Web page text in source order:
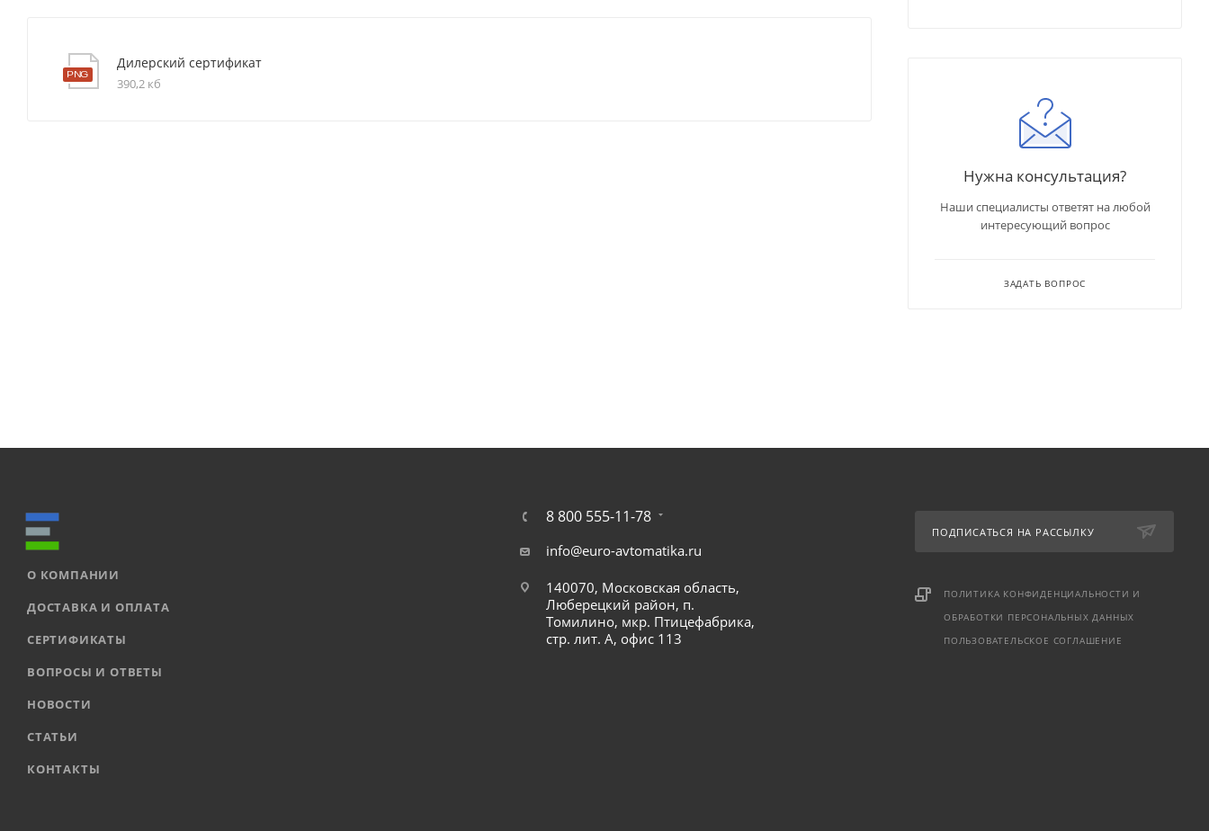
Дилерский сертификат
390,2 кб
Нужна консультация?
Наши специалисты ответят на любой
интересующий вопрос
ЗАДАТЬ ВОПРОС
О КОМПАНИИ
ДОСТАВКА И ОПЛАТА
СЕРТИФИКАТЫ
ВОПРОСЫ И ОТВЕТЫ
НОВОСТИ
СТАТЬИ
КОНТАКТЫ
8 800 555-11-78
info@euro-avtomatika.ru
140070, Московская область,
Люберецкий район, п.
Томилино, мкр. Птицефабрика,
стр. лит. А, офис 113
ПОДПИСАТЬСЯ НА РАССЫЛКУ
ПОЛИТИКА КОНФИДЕНЦИАЛЬНОСТИ И
ОБРАБОТКИ ПЕРСОНАЛЬНЫХ ДАННЫХ
ПОЛЬЗОВАТЕЛЬСКОЕ СОГЛАШЕНИЕ